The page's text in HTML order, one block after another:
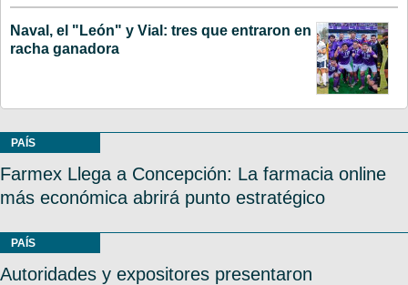
Naval, el "León" y Vial: tres que entraron en
racha ganadora
PAÍS
Farmex Llega a Concepción: La farmacia online
más económica abrirá punto estratégico
PAÍS
Autoridades y expositores presentaron